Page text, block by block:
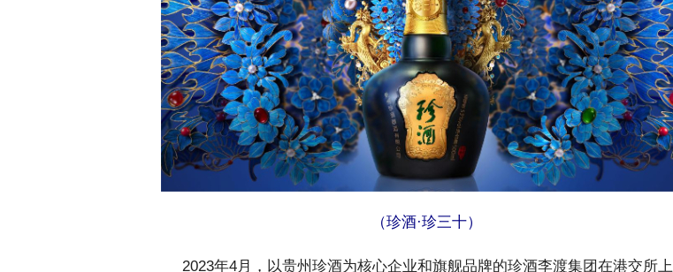
（珍酒·珍三十）
2023年4月，以贵州珍酒为核心企业和旗舰品牌的珍酒李渡集团在港交所上